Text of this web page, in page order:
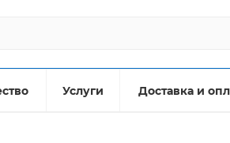
Услуги Доставка и